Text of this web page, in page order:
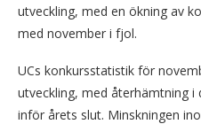
utveckling, med en ökning av
med november i fjol.
UCs konkursstatistik för
utveckling, med återhämtning
inför årets slut. Minskningen